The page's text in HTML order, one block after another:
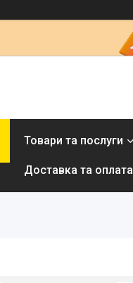
Товари та послуги
Доставка та оплата